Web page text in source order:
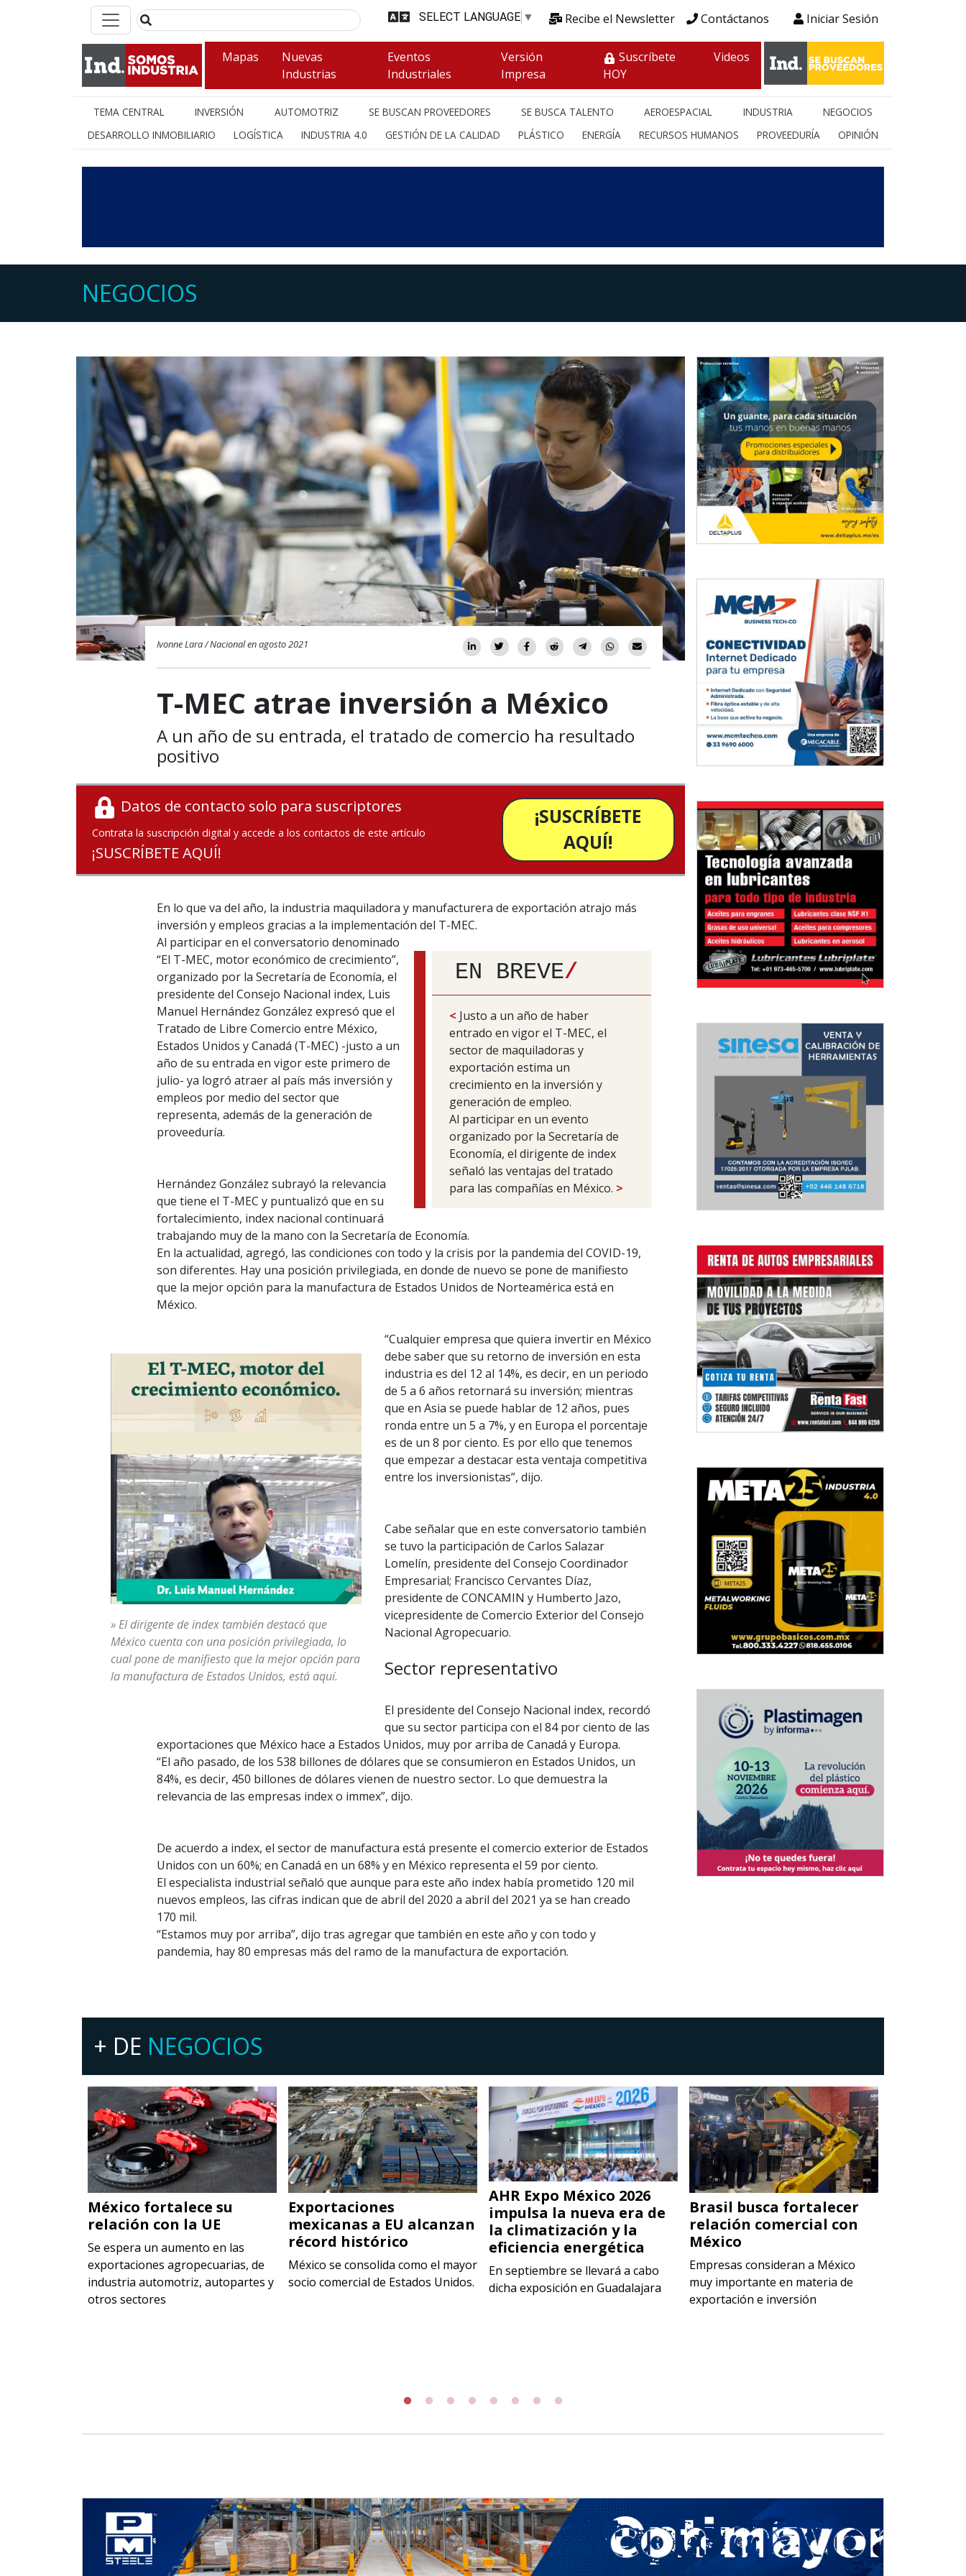
SELECT LANGUAGE ▼ Recibe el Newsletter Contáctanos Iniciar Sesión
Mapas
Nuevas
Industrias
Eventos
Industriales
Versión
Impresa
Suscríbete
HOY
Videos
TEMA CENTRAL INVERSIÓN AUTOMOTRIZ SE BUSCAN PROVEEDORES SE BUSCA TALENTO AEROESPACIAL INDUSTRIA
NEGOCIOS
DESARROLLO INMOBILIARIO
LOGÍSTICA INDUSTRIA 4.0 GESTIÓN DE LA CALIDAD PLÁSTICO ENERGÍA RECURSOS HUMANOS PROVEEDURÍA OPINIÓN
NEGOCIOS
Ivonne Lara / Nacional en agosto 2021
T-MEC atrae inversión a México
A un año de su entrada, el tratado de comercio ha resultado
positivo
Datos de contacto solo para suscriptores
Contrata la suscripción digital y accede a los contactos de este artículo
¡SUSCRÍBETE AQUÍ!
¡SUSCRÍBETE
AQUÍ!
En lo que va del año, la industria maquiladora y manufacturera de exportación atrajo más
inversión y empleos gracias a la implementación del T-MEC.
EN BREVE/
< Justo a un año de haber
entrado en vigor el T-MEC, el
sector de maquiladoras y
exportación estima un
crecimiento en la inversión y
generación de empleo.
Al participar en un evento
organizado por la Secretaría de
Economía, el dirigente de index
señaló las ventajas del tratado
para las compañías en México. >
Al participar en el conversatorio denominado
“El T-MEC, motor económico de crecimiento”,
organizado por la Secretaría de Economía, el
presidente del Consejo Nacional index, Luis
Manuel Hernández González expresó que el
Tratado de Libre Comercio entre México,
Estados Unidos y Canadá (T-MEC) -justo a un
año de su entrada en vigor este primero de
julio- ya logró atraer al país más inversión y
empleos por medio del sector que
representa, además de la generación de
proveeduría.
Hernández González subrayó la relevancia
que tiene el T-MEC y puntualizó que en su
fortalecimiento, index nacional continuará
trabajando muy de la mano con la Secretaría de Economía.
En la actualidad, agregó, las condiciones con todo y la crisis por la pandemia del COVID-19,
son diferentes. Hay una posición privilegiada, en donde de nuevo se pone de manifiesto
que la mejor opción para la manufactura de Estados Unidos de Norteamérica está en
México.
» El dirigente de index también destacó que
México cuenta con una posición privilegiada, lo
cual pone de manifiesto que la mejor opción para
la manufactura de Estados Unidos, está aquí.
“Cualquier empresa que quiera invertir en México
debe saber que su retorno de inversión en esta
industria es del 12 al 14%, es decir, en un periodo
de 5 a 6 años retornará su inversión; mientras
que en Asia se puede hablar de 12 años, pues
ronda entre un 5 a 7%, y en Europa el porcentaje
es de un 8 por ciento. Es por ello que tenemos
que empezar a destacar esta ventaja competitiva
entre los inversionistas”, dijo.
Cabe señalar que en este conversatorio también
se tuvo la participación de Carlos Salazar
Lomelín, presidente del Consejo Coordinador
Empresarial; Francisco Cervantes Díaz,
presidente de CONCAMIN y Humberto Jazo,
vicepresidente de Comercio Exterior del Consejo
Nacional Agropecuario.
Sector representativo
El presidente del Consejo Nacional index, recordó
que su sector participa con el 84 por ciento de las
exportaciones que México hace a Estados Unidos, muy por arriba de Canadá y Europa.
“El año pasado, de los 538 billones de dólares que se consumieron en Estados Unidos, un
84%, es decir, 450 billones de dólares vienen de nuestro sector. Lo que demuestra la
relevancia de las empresas index o immex”, dijo.
De acuerdo a index, el sector de manufactura está presente el comercio exterior de Estados
Unidos con un 60%; en Canadá en un 68% y en México representa el 59 por ciento.
El especialista industrial señaló que aunque para este año index había prometido 120 mil
nuevos empleos, las cifras indican que de abril del 2020 a abril del 2021 ya se han creado
170 mil.
“Estamos muy por arriba”, dijo tras agregar que también en este año y con todo y
pandemia, hay 80 empresas más del ramo de la manufactura de exportación.
+ DE NEGOCIOS
México fortalece su
relación con la UE
Se espera un aumento en las
exportaciones agropecuarias, de
industria automotriz, autopartes y
otros sectores
Exportaciones
mexicanas a EU alcanzan
récord histórico
México se consolida como el mayor
socio comercial de Estados Unidos.
AHR Expo México 2026
impulsa la nueva era de
la climatización y la
eficiencia energética
En septiembre se llevará a cabo
dicha exposición en Guadalajara
Brasil busca fortalecer
relación comercial con
México
Empresas consideran a México
muy importante en materia de
exportación e inversión